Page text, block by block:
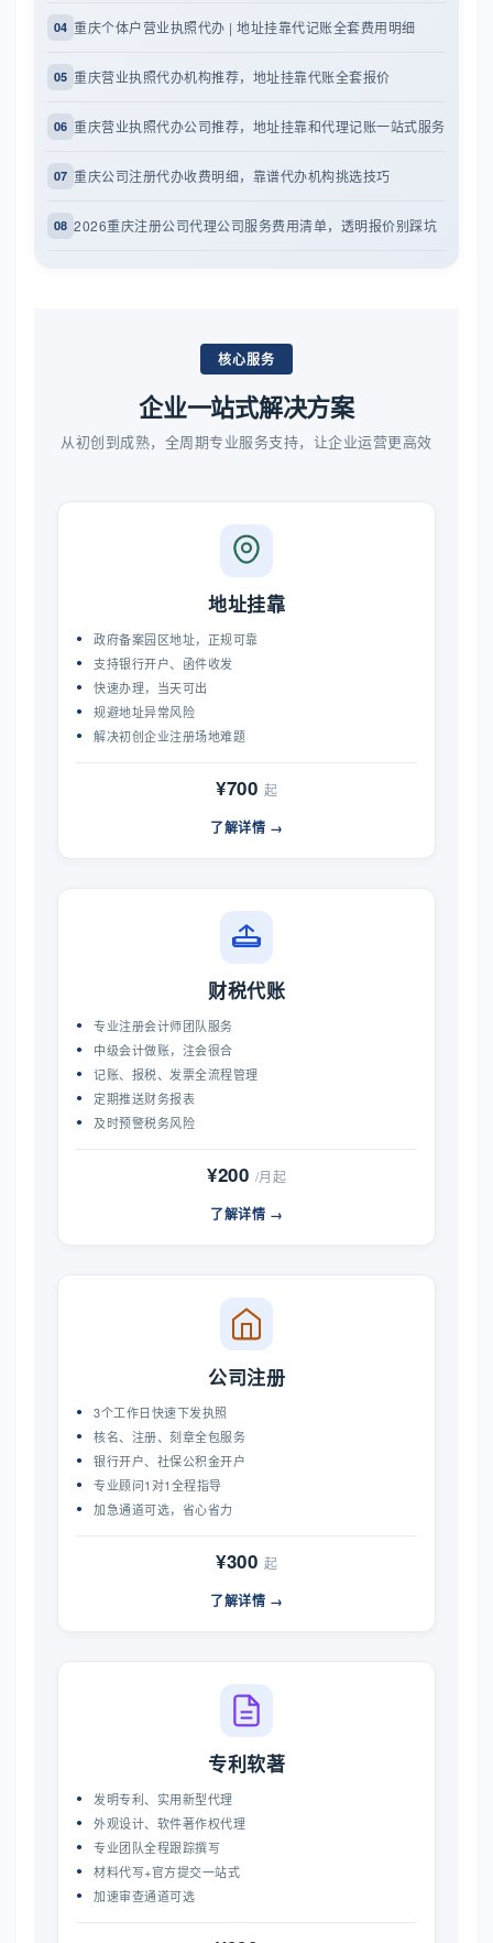
04 重庆个体户营业执照代办 | 地址挂靠代记账全套费用明细
05 重庆营业执照代办机构推荐，地址挂靠代账全套报价
06 重庆营业执照代办公司推荐，地址挂靠和代理记账一站式服务
07 重庆公司注册代办收费明细，靠谱代办机构挑选技巧
08 2026重庆注册公司代理公司服务费用清单，透明报价别踩坑
核心服务
企业一站式解决方案
从初创到成熟，全周期专业服务支持，让企业运营更高效
地址挂靠
政府备案园区地址，正规可靠
支持银行开户、函件收发
快速办理，当天可出
规避地址异常风险
解决初创企业注册场地难题
¥700 起
了解详情 →
财税代账
专业注册会计师团队服务
中级会计做账，注会很合
记账、报税、发票全流程管理
定期推送财务报表
及时预警税务风险
¥200 /月起
了解详情 →
公司注册
3个工作日快速下发执照
核名、注册、刻章全包服务
银行开户、社保公积金开户
专业顾问1对1全程指导
加急通道可选，省心省力
¥300 起
了解详情 →
专利软著
发明专利、实用新型代理
外观设计、软件著作权代理
专业团队全程跟踪撰写
材料代写+官方提交一站式
加速审查通道可选